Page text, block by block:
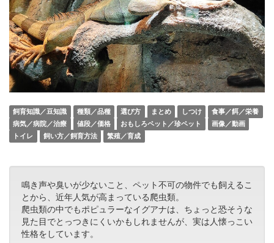
飼育知識／豆知識 種類／品種 選び方 まとめ しつけ
食事／餌／栄養
病気／病院／治療
値段／価格 おもしろペット／珍ペット
画像／動画
トイレ
飼い方／飼育方法 繁殖／育成
鳴き声や臭いが少ないこと、ペット不可の物件でも飼えるこ
とから、近年人気が高まっている爬虫類。
爬虫類の中でもポピュラーなイグアナは、ちょっと恐そうな
見た目でとっつきにくいかもしれませんが、実は人懐っこい
性格をしています。